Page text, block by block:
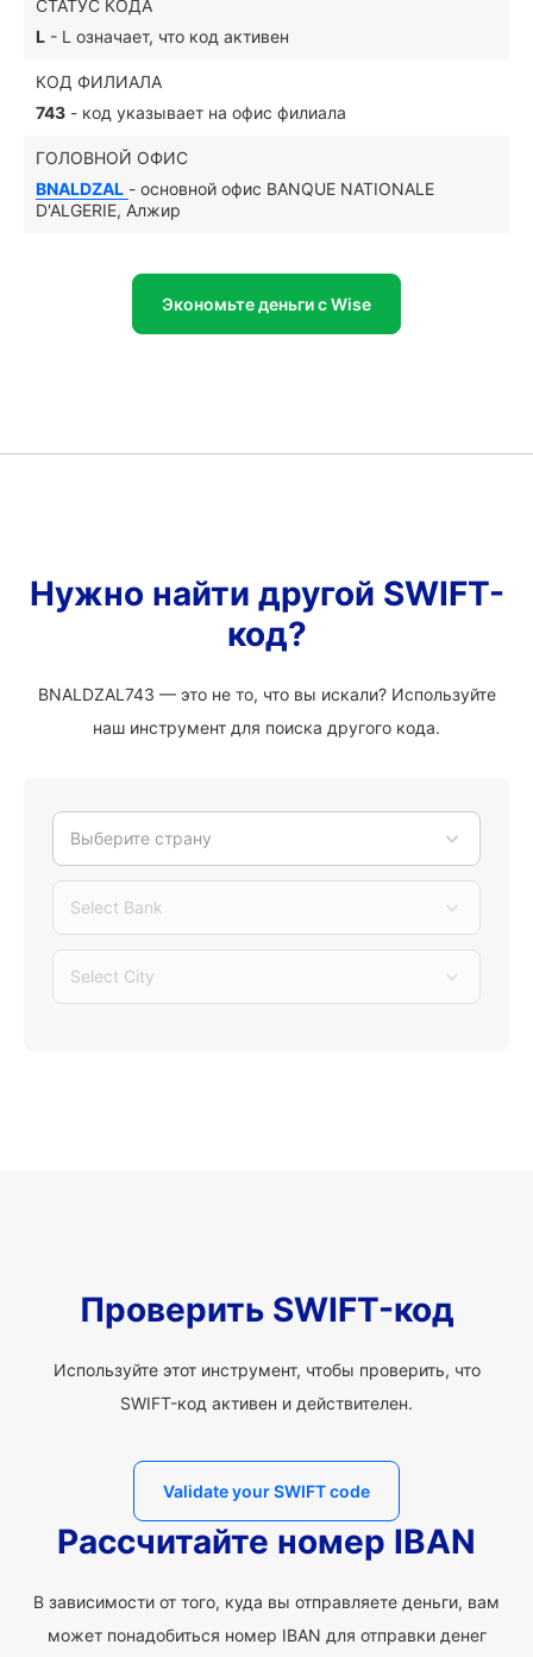
СТАТУС КОДА
L - L означает, что код активен
КОД ФИЛИАЛА
743 - код указывает на офис филиала
ГОЛОВНОЙ ОФИС
BNALDZAL - основной офис BANQUE NATIONALE
D'ALGERIE, Алжир
Экономьте деньги с Wise
Нужно найти другой SWIFT-
код?
BNALDZAL743 — это не то, что вы искали? Используйте
наш инструмент для поиска другого кода.
Выберите страну
Select Bank
Select City
Проверить SWIFT-код
Используйте этот инструмент, чтобы проверить, что
SWIFT-код активен и действителен.
Validate your SWIFT code
Рассчитайте номер IBAN
В зависимости от того, куда вы отправляете деньги, вам
может понадобиться номер IBAN для отправки денег